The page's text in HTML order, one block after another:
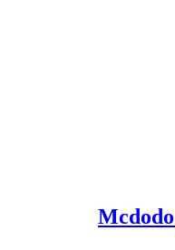
ساعت هوشمند مک دودو Mcdodo